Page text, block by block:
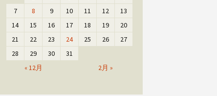
« 12月 2月 »
7
8 9 10 11 12
13
14
15 16 17 18 19
20
21
22 23 24 25 26
27
28
29 30 31